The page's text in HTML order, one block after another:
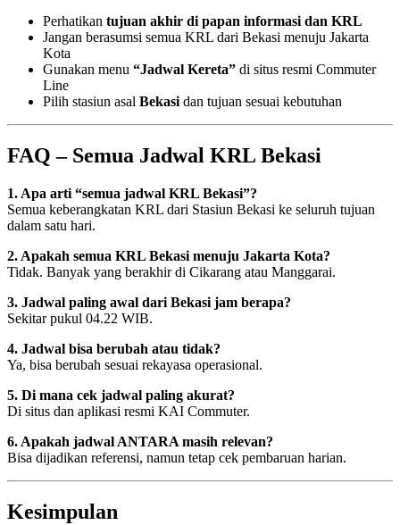
Perhatikan tujuan akhir di papan informasi dan KRL
Jangan berasumsi semua KRL dari Bekasi menuju Jakarta
Kota
Gunakan menu “Jadwal Kereta” di situs resmi Commuter
Line
Pilih stasiun asal Bekasi dan tujuan sesuai kebutuhan
FAQ – Semua Jadwal KRL Bekasi
1. Apa arti “semua jadwal KRL Bekasi”?
Semua keberangkatan KRL dari Stasiun Bekasi ke seluruh tujuan
dalam satu hari.
2. Apakah semua KRL Bekasi menuju Jakarta Kota?
Tidak. Banyak yang berakhir di Cikarang atau Manggarai.
3. Jadwal paling awal dari Bekasi jam berapa?
Sekitar pukul 04.22 WIB.
4. Jadwal bisa berubah atau tidak?
Ya, bisa berubah sesuai rekayasa operasional.
5. Di mana cek jadwal paling akurat?
Di situs dan aplikasi resmi KAI Commuter.
6. Apakah jadwal ANTARA masih relevan?
Bisa dijadikan referensi, namun tetap cek pembaruan harian.
Kesimpulan